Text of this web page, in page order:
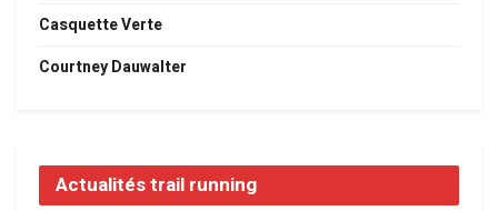
Casquette Verte
Courtney Dauwalter
Actualités trail running